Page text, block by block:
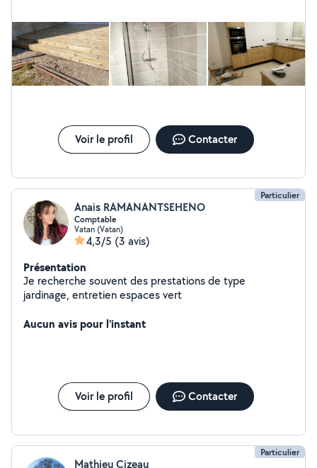
Voir le profil Contacter
Particulier
Anais RAMANANTSEHENO
Comptable
Vatan (Vatan)
4,3/5 (3 avis)
Présentation
Je recherche souvent des prestations de type
jardinage, entretien espaces vert
Aucun avis pour l'instant
Voir le profil Contacter
Particulier
Mathieu Cizeau